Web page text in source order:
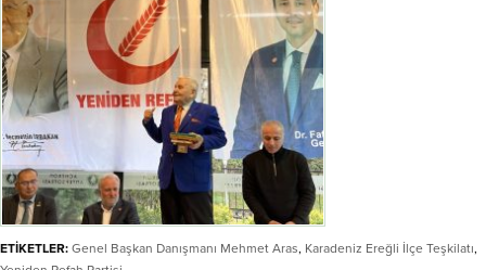
ETİKETLER: Genel Başkan Danışmanı Mehmet Aras, Karadeniz Ereğli İlçe Teşkilatı,